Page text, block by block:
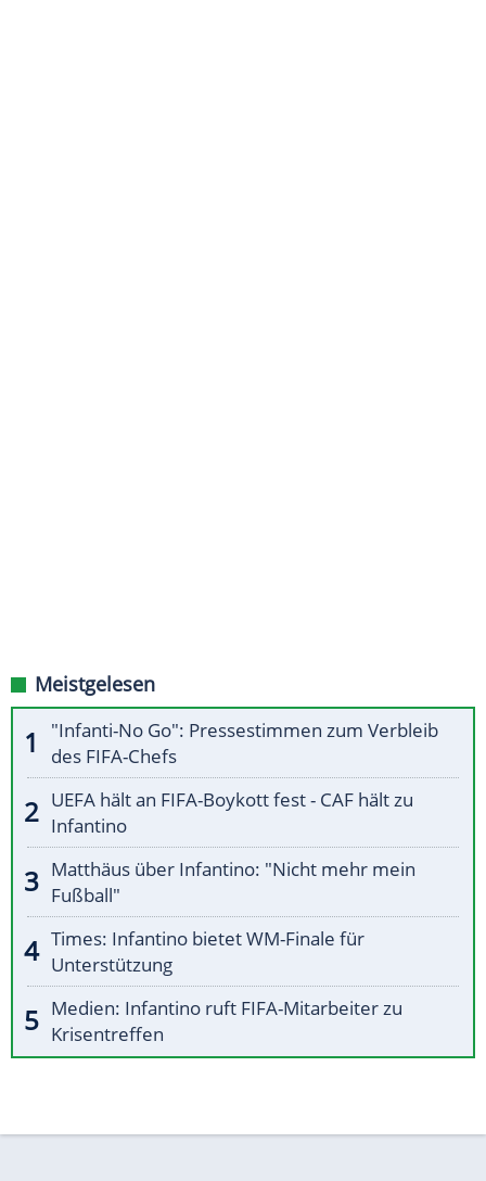
Meistgelesen
"Infanti-No Go": Pressestimmen zum Verbleib
des FIFA-Chefs
UEFA hält an FIFA-Boykott fest - CAF hält zu
Infantino
Matthäus über Infantino: "Nicht mehr mein
Fußball"
Times: Infantino bietet WM-Finale für
Unterstützung
Medien: Infantino ruft FIFA-Mitarbeiter zu
Krisentreffen